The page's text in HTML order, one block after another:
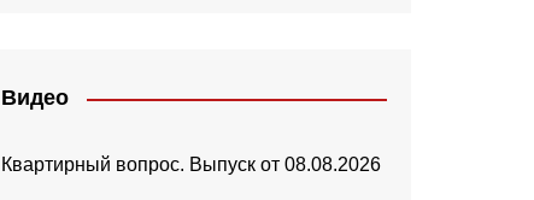
Видео
Квартирный вопрос. Выпуск от 08.08.2026